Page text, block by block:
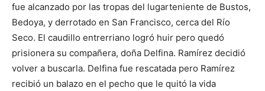
fue alcanzado por las tropas del lugarteniente de Bustos,
Bedoya, y derrotado en San Francisco, cerca del Río
Seco. El caudillo entrerriano logró huir pero quedó
prisionera su compañera, doña Delfina. Ramírez decidió
volver a buscarla. Delfina fue rescatada pero Ramírez
recibió un balazo en el pecho que le quitó la vida